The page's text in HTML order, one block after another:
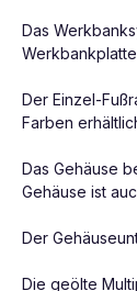
Das
Der Einzel-
Farben
Das Gehäuse
Gehäuse ist
Der
Die geölte